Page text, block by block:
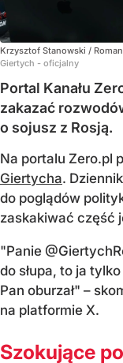
Krzysztof Stanowski /
Giertych - oficjalny
Portal Kanału
zakazać
o sojusz z Rosją.
Na portalu Zero.pl
Giertycha.
do poglądów
zaskakiwać część
"Panie
do słupa, to ja
Pan oburzał" –
na platformie X.
Szokujące